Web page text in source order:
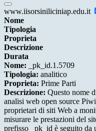
www.iisorsiniliciniap.edu.it
Nome
Tipologia
Proprieta
Descrizione
Durata
Nome: _pk_id.1.5709
Tipologia: analitico
Proprieta: Prime Parti
Descrizione: Questo nome
analisi web open source
proprietari di siti Web a
misurare le prestazioni del
prefisso _pk_id è seguito da